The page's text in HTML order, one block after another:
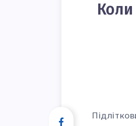
Коли